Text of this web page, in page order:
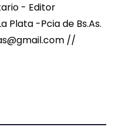
- Editor
Plata -Pcia de Bs.As.
//